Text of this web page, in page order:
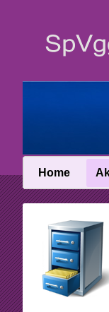
Home